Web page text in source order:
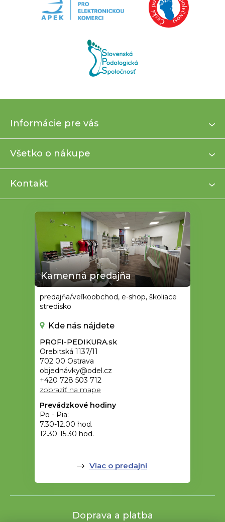
p
t
Informácie pre vás
Všetko o nákupe
Kontakt
Kamenná predajňa
predajňa/veľkoobchod, e-shop, školiace
stredisko
Kde nás nájdete
PROFI-PEDIKURA.sk
Orebitská 1137/11
702 00 Ostrava
objednávky@odel.cz
+420 728 503 712
zobraziť na mape
Prevádzkové hodiny
Po - Pia:
7.30-12.00 hod.
12.30-15.30 hod.
Viac o predajni
Doprava a platba